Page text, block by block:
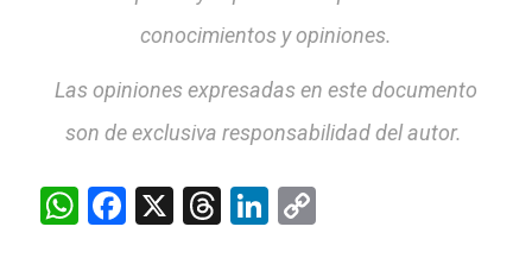
conocimientos y opiniones.
Las opiniones expresadas en este documento
son de exclusiva responsabilidad del autor.
WhatsApp
Facebook
X Threads
LinkedIn